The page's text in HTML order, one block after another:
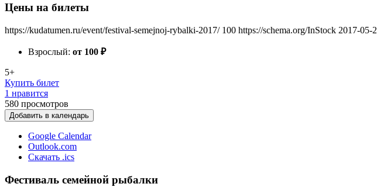
Цены на билеты
https://kudatumen.ru/event/festival-semejnoj-rybalki-2017/ 100 https://schema.org/InStock 2017-05-
Взрослый: от 100 ₽
5+
Купить билет
1 нравится
580 просмотров
Добавить в календарь
Google Calendar
Outlook.com
Скачать .ics
Фестиваль семейной рыбалки